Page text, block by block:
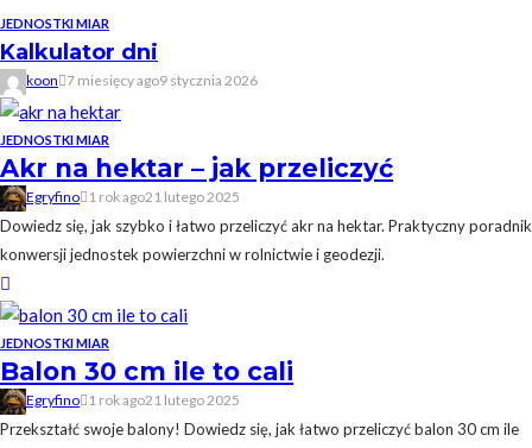
JEDNOSTKI MIAR
Kalkulator dni
koon 7 miesięcy ago9 stycznia 2026
JEDNOSTKI MIAR
Akr na hektar – jak przeliczyć
Egryfino 1 rok ago21 lutego 2025
Dowiedz się, jak szybko i łatwo przeliczyć akr na hektar. Praktyczny poradnik
konwersji jednostek powierzchni w rolnictwie i geodezji.
JEDNOSTKI MIAR
Balon 30 cm ile to cali
Egryfino 1 rok ago21 lutego 2025
Przekształć swoje balony! Dowiedz się, jak łatwo przeliczyć balon 30 cm ile